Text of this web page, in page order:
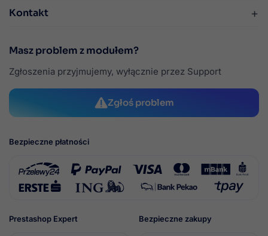
Kontakt +
Masz problem z modułem?
Zgłoszenia przyjmujemy, wyłącznie przez Support
Zgłoś problem
Prestashop Expert
Bezpieczne płatności
Bezpieczne zakupy